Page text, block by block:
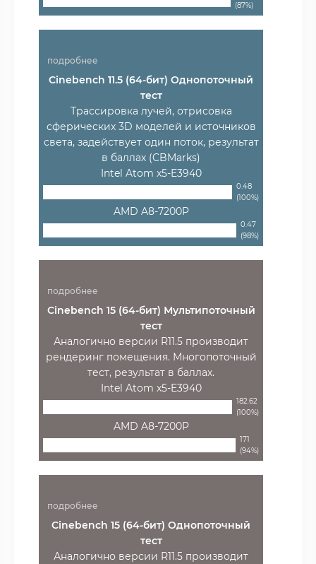
(87%)
подробнее
Cinebench 11.5 (64-бит) Однопоточный
тест
Трассировка лучей, отрисовка
сферических 3D моделей и источников
света, задействует один поток, результат
в баллах (CBMarks)
Intel Atom x5-E3940
0.48
(100%)
AMD A8-7200P
0.47
(98%)
подробнее
Cinebench 15 (64-бит) Мультипоточный
тест
Аналогично версии R11.5 производит
рендеринг помещения. Многопоточный
тест, результат в баллах.
Intel Atom x5-E3940
182.62
(100%)
AMD A8-7200P
171
(94%)
подробнее
Cinebench 15 (64-бит) Однопоточный
тест
Аналогично версии R11.5 производит